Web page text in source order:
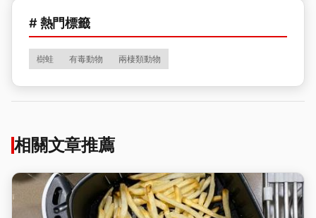
# 熱門標籤
樹蛙 有毒動物 兩棲類動物
相關文章推薦